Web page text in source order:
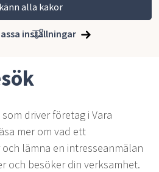
alla kakor
inställningar
och arbete
för näringslivet
driver företag i Vara
mer om vad ett
lämna en intresseanmälan
och besöker din verksamhet.